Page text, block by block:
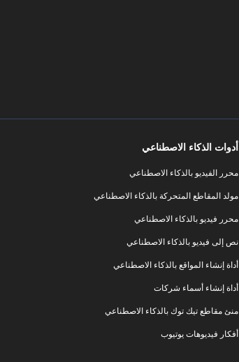
أدوات الذكاء الاصطناعي
محرر الفيديو بالذكاء الاصطناعي
مولد المقاطع المتحركة بالذكاء الاصطناعي
محرر فيديو بالذكاء الاصطناعي
نص إلى فيديو بالذكاء الاصطناعي
أداة إنشاء المواقع بالذكاء الاصطناعي
أداة إنشاء أسماء شركات
منئ مقاطع تيك توك بالذكاء الاصطناعي
أفكار فيديوهات يوتيوب